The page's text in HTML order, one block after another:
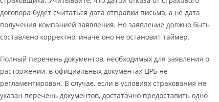
договора будет считаться дата отправки письма, а не дата
получения компанией заявления. Но заявление должно быть
составлено корректно, иначе оно не остановит таймер.
Полный перечень документов, необходимых для заявления о
расторжении, в официальных документах ЦРБ не
регламентирован. В случае, если в условиях страхования не
указан перечень документов, достаточно предоставить одно